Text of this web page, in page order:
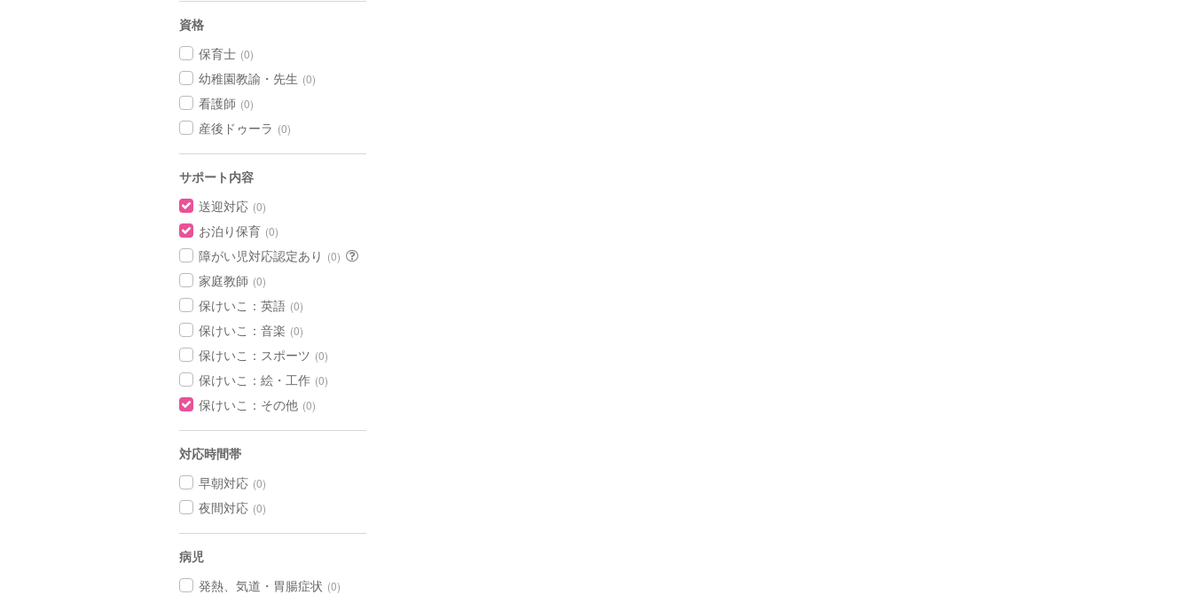
資格
保育士 (0)
幼稚園教諭・先生 (0)
看護師 (0)
産後ドゥーラ (0)
サポート内容
送迎対応 (0)
お泊り保育 (0)
障がい児対応認定あり (0)
家庭教師 (0)
保けいこ：英語 (0)
保けいこ：音楽 (0)
保けいこ：スポーツ (0)
保けいこ：絵・工作 (0)
保けいこ：その他 (0)
対応時間帯
早朝対応 (0)
夜間対応 (0)
病児
発熱、気道・胃腸症状 (0)